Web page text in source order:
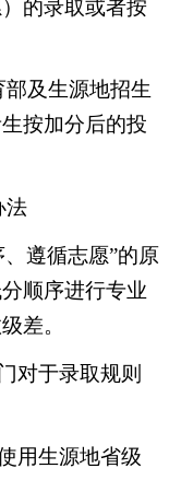
的录取或者按
及生源地招生
按加分后的投
法
遵循志愿”的原
顺序进行专业
差。
对于录取规则
用生源地省级